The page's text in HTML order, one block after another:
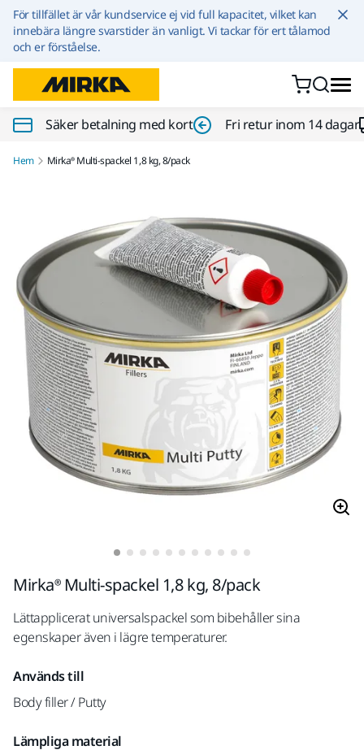
Hoppa till innehållet
För tillfället är vår kundservice ej vid full kapacitet, vilket kan
innebära längre svarstider än vanligt. Vi tackar för ert tålamod
och er förståelse.
Säker betalning med kort Fri retur inom 14 dagar
Hem Mirka® Multi-spackel 1,8 kg, 8/pack
Mirka® Multi-spackel 1,8 kg, 8/pack
Lättapplicerat universalspackel som bibehåller sina
egenskaper även i lägre temperaturer.
Används till
Body filler / Putty
Lämpliga material